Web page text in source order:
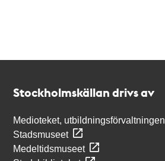
Stockholmskällan drivs av
Medioteket, utbildningsförvaltningen
Stadsmuseet
Medeltidsmuseet